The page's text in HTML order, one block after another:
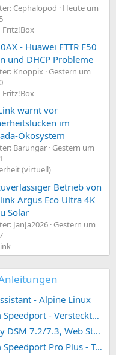
Cephalopod
Heute um
Fritz!Box
- Huawei FTTR F50
und DHCP Probleme
Knoppix Gestern um
Fritz!Box
warnt vor
im
Ökosystem
Barungar Gestern um
(virtuell)
Betrieb von
Argus Eco Ultra 4K
Solar
JanJa2026 Gestern um
- Alpine Linux
Telekom Speedport - Versteckte Konfigurationen
Synology DSM 7.2/7.3, Web Station 4, Webdienst und Webportal erstellen (ehemals vHost)
Telekom Speedport Pro Plus - Telefonie einrichten